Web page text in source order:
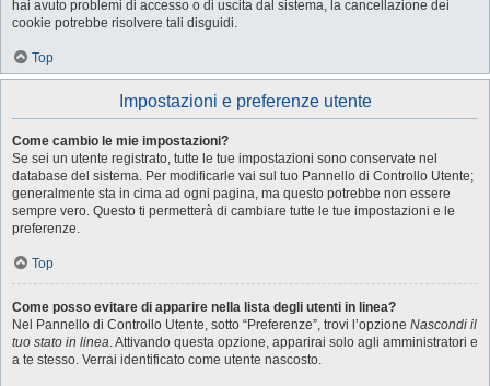
hai avuto problemi di accesso o di uscita dal sistema, la cancellazione dei
cookie potrebbe risolvere tali disguidi.
Top
Impostazioni e preferenze utente
Come cambio le mie impostazioni?
Se sei un utente registrato, tutte le tue impostazioni sono conservate nel
database del sistema. Per modificarle vai sul tuo Pannello di Controllo Utente;
generalmente sta in cima ad ogni pagina, ma questo potrebbe non essere
sempre vero. Questo ti permetterà di cambiare tutte le tue impostazioni e le
preferenze.
Top
Come posso evitare di apparire nella lista degli utenti in linea?
Nel Pannello di Controllo Utente, sotto “Preferenze”, trovi l’opzione Nascondi il
tuo stato in linea. Attivando questa opzione, apparirai solo agli amministratori e
a te stesso. Verrai identificato come utente nascosto.